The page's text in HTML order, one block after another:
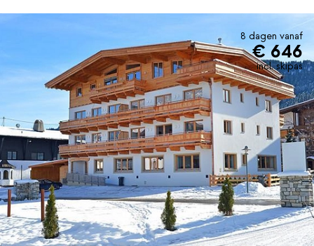
plan. Heerlijk, zo'n wintersportvakantie in Ellmau.
8 dagen vanaf
€ 646
incl. skipas